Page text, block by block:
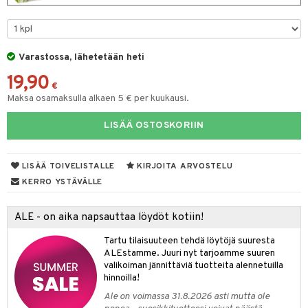
Varastossa, lähetetään heti
19,90 €
Maksa osamaksulla alkaen 5 € per kuukausi.
LISÄÄ OSTOSKORIIN
LISÄÄ TOIVELISTALLE
KIRJOITA ARVOSTELU
KERRO YSTÄVÄLLE
ALE - on aika napsauttaa löydöt kotiin!
Tartu tilaisuuteen tehdä löytöjä suuresta
ALEstamme. Juuri nyt tarjoamme suuren
valikoiman jännittäviä tuotteita alennetuilla
hinnoilla!
Ale on voimassa 31.8.2026 asti mutta ole
Minecraft
Ninjago
Speed Champions
Spidey
Super Heroes
& keittiötarvikkeet
Born
Prinsessat
Dollhouse
Tukholma
Laiva